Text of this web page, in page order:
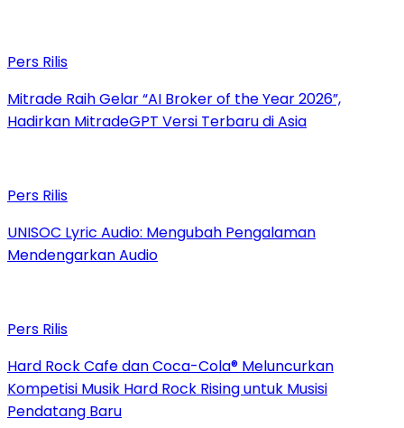
Pers Rilis
Mitrade Raih Gelar “AI Broker of the Year 2026”,
Hadirkan MitradeGPT Versi Terbaru di Asia
Pers Rilis
UNISOC Lyric Audio: Mengubah Pengalaman
Mendengarkan Audio
Pers Rilis
Hard Rock Cafe dan Coca-Cola® Meluncurkan
Kompetisi Musik Hard Rock Rising untuk Musisi
Pendatang Baru